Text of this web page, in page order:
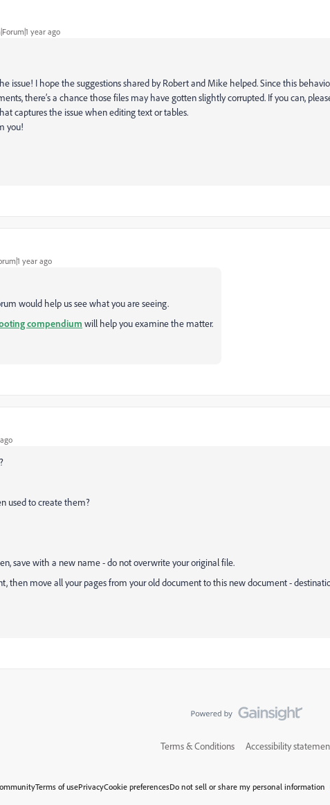
year ago
issue! I hope the suggestions shared by Robert and Mike helped. Since this
there’s a chance those files may have gotten slightly corrupted. If you can,
captures the issue when editing text or tables.
you!
year ago
would help us see what you are seeing.
compendium will help you examine the matter.
used to create them?
save with a new name - do not overwrite your original file.
then move all your pages from your old document to this new document -
Terms & Conditions Accessibility
Terms of usePrivacyCookie preferencesDo not sell or share my personal information